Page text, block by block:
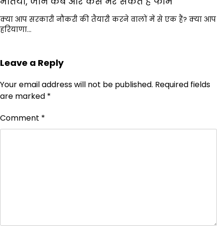
क्या आप सरकारी नौकरी की तैयारी करने वालों में से एक हैं? क्या आप
हरियाणा…
Leave a Reply
Your email address will not be published. Required fields
are marked *
Comment *